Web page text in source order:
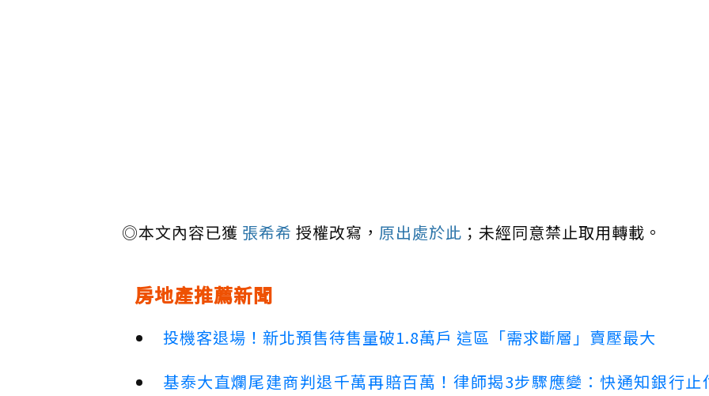
◎本文內容已獲 張希希 授權改寫， 原出處於此 ；未經同意禁止取用轉載。
房地產推薦新聞
投機客退場！新北預售待售量破1.8萬戶 這區「需求斷層」賣壓最大
基泰大直爛尾建商判退千萬再賠百萬！律師揭3步驟應變：快通知銀行止